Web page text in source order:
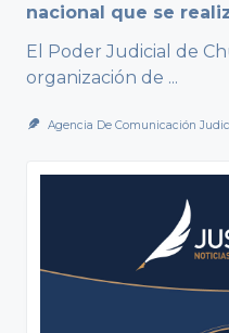
nacional que se
El Poder Judicial de
organización de ...
Agencia De Comunicación